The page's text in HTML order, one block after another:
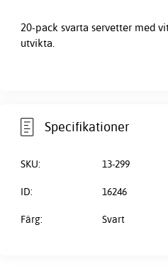
20-pack svarta servetter med
utvikta.
Specifikationer
SKU: 13-299
ID: 16246
Färg: Svart